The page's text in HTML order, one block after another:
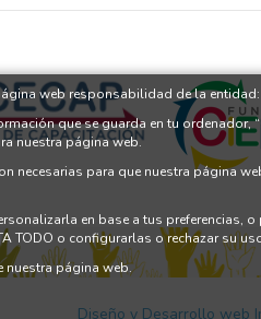
Diseño y Desarrollo web
web responsabilidad de la entidad:
que se guarda en tu
nuestra página web.
necesarias para que nuestra página
en base a tus
o configurarlas o rechazar su
nuestra página web.